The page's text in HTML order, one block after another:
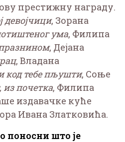
престижну награду.
девојчици, Зорана
ума, Филипа
, Дејана
, Владана
код тебе пљушти, Соње
из почетка, Филипа
издавачке куће
Ивана Златковића.
поносни што је